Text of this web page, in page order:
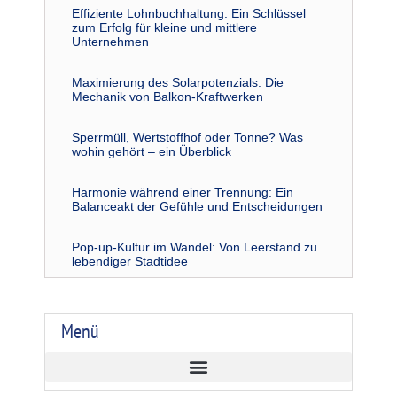
Effiziente Lohnbuchhaltung: Ein Schlüssel
zum Erfolg für kleine und mittlere
Unternehmen
Maximierung des Solarpotenzials: Die
Mechanik von Balkon-Kraftwerken
Sperrmüll, Wertstoffhof oder Tonne? Was
wohin gehört – ein Überblick
Harmonie während einer Trennung: Ein
Balanceakt der Gefühle und Entscheidungen
Pop-up-Kultur im Wandel: Von Leerstand zu
lebendiger Stadtidee
Menü